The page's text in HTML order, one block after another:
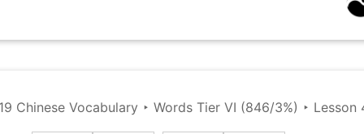
Chinese Vocabulary ‣ Words Tier VI (846/3%) ‣ Lesson